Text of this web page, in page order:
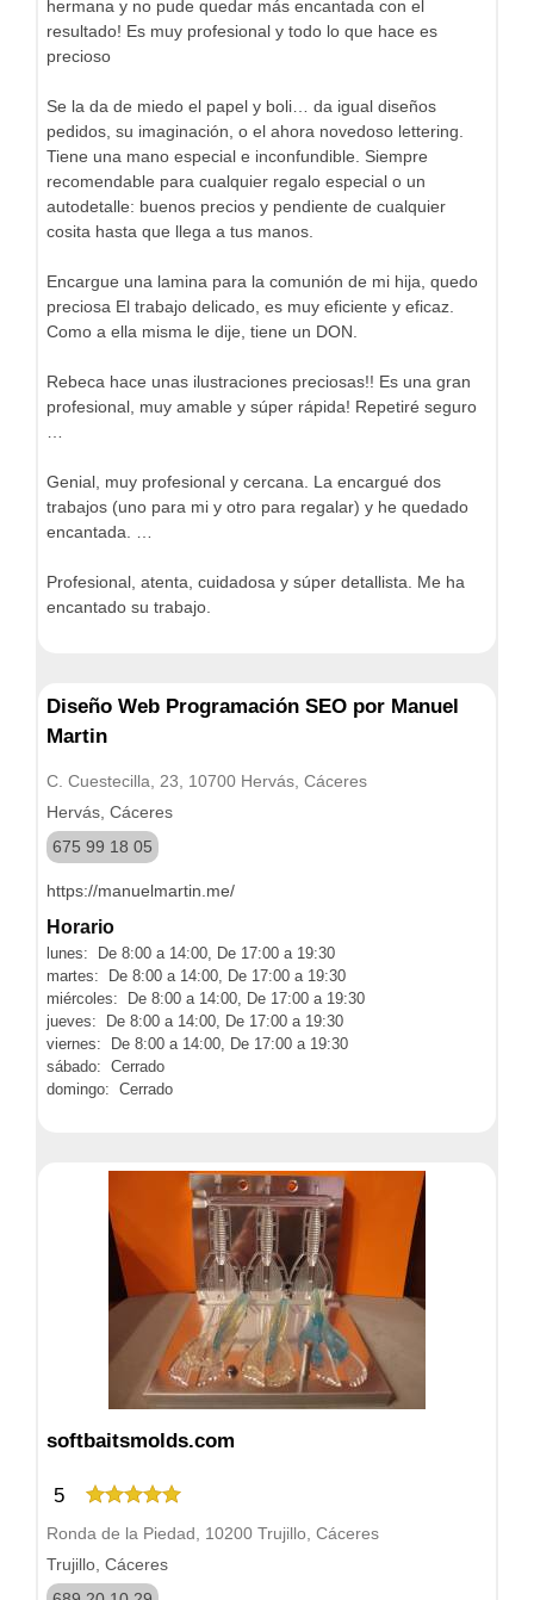
hermana y no pude quedar más encantada con el
resultado! Es muy profesional y todo lo que hace es
precioso
Se la da de miedo el papel y boli… da igual diseños
pedidos, su imaginación, o el ahora novedoso lettering.
Tiene una mano especial e inconfundible. Siempre
recomendable para cualquier regalo especial o un
autodetalle: buenos precios y pendiente de cualquier
cosita hasta que llega a tus manos.
Encargue una lamina para la comunión de mi hija, quedo
preciosa El trabajo delicado, es muy eficiente y eficaz.
Como a ella misma le dije, tiene un DON.
Rebeca hace unas ilustraciones preciosas!! Es una gran
profesional, muy amable y súper rápida! Repetiré seguro
Genial, muy profesional y cercana. La encargué dos
trabajos (uno para mi y otro para regalar) y he quedado
encantada. …
Profesional, atenta, cuidadosa y súper detallista. Me ha
encantado su trabajo.
Diseño Web Programación SEO por Manuel
Martin
C. Cuestecilla, 23, 10700 Hervás, Cáceres
Hervás, Cáceres
675 99 18 05
https://manuelmartin.me/
Horario
lunes: De 8:00 a 14:00, De 17:00 a 19:30
martes: De 8:00 a 14:00, De 17:00 a 19:30
miércoles: De 8:00 a 14:00, De 17:00 a 19:30
jueves: De 8:00 a 14:00, De 17:00 a 19:30
viernes: De 8:00 a 14:00, De 17:00 a 19:30
sábado: Cerrado
domingo: Cerrado
softbaitsmolds.com
5
Ronda de la Piedad, 10200 Trujillo, Cáceres
Trujillo, Cáceres